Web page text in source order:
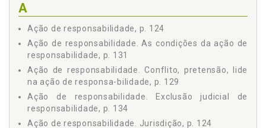
3.2.2 Conselho de Administração, p. 74
3.2.3 Assembleia Geral, p. 76
3.2.4 Conselho Fiscal, p. 83
3.3 Os Orgãos Societários nas Companhias Estatais. Lei
13.303/2016, p. 85
3.3.1 Diretoria, p. 86
3.3.2 Conselho de Administração, p. 89
3.3.3 Conselho Fiscal, p. 90
A
Ação de responsabilidade, p. 124
Ação de responsabilidade. As condições da ação de
responsabilidade, p. 131
Ação de responsabilidade. Conflito, pretensão, lide
na ação de responsa-bilidade, p. 129
Ação de responsabilidade. Exclusão judicial de
responsabilidade, p. 134
Ação de responsabilidade. Jurisdição, p. 124